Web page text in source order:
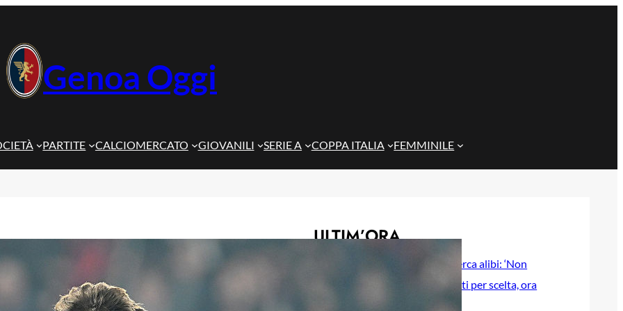
Genoa Oggi
PARTITE CALCIOMERCATO GIOVANILI SERIE A COPPA ITALIA FEMMINILE
ULTIM’ORA
De Rossi non cerca alibi: ‘Non
eravamo brillanti per scelta, ora
testa alla Coppa Italia’